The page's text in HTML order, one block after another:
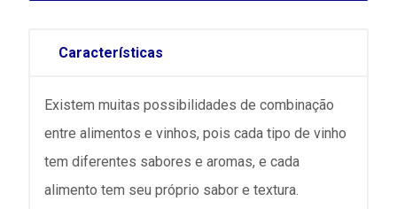
Características
Existem muitas possibilidades de combinação
entre alimentos e vinhos, pois cada tipo de vinho
tem diferentes sabores e aromas, e cada
alimento tem seu próprio sabor e textura.